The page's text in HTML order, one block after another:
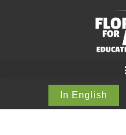
In English